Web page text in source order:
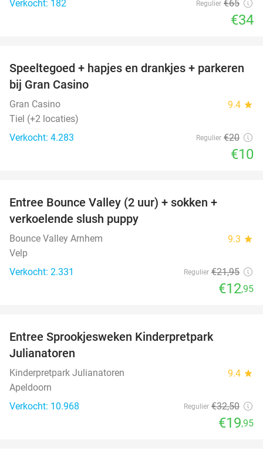
Verkocht: 182 Regulier €65
€34
50%
Speeltegoed + hapjes en drankjes + parkeren
bij Gran Casino
Gran Casino 9.4 star
Tiel (+2 locaties)
Verkocht: 4.283
Regulier €20
€10
Entree Bounce Valley (2 uur) + sokken +
verkoelende slush puppy
Bounce Valley Arnhem 9.3 star
Velp
Verkocht: 2.331
Regulier €21,95
€12,95
Entree Sprookjesweken Kinderpretpark
Julianatoren
Kinderpretpark Julianatoren 9.4 star
Apeldoorn
Verkocht: 10.968
Regulier €32,50
€19,95